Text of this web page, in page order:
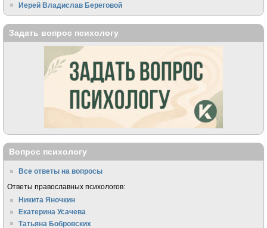
Иерей Владислав Береговой
Задать вопрос психологу
Вопрос психологу
Все ответы на вопросы
Ответы православных психологов:
Никита Яночкин
Екатерина Усачева
Татьяна Бобровских